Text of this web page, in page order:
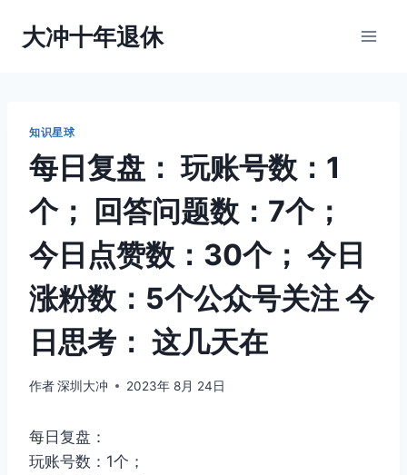
大冲十年退休
知识星球
每日复盘： 玩账号数：1
个； 回答问题数：7个；
今日点赞数：30个； 今日
涨粉数：5个公众号关注 今
日思考： 这几天在
作者深圳大冲 2023年 8月 24日
每日复盘：
玩账号数：1个；